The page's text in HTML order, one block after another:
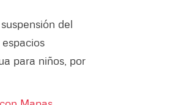
del
para niños, por